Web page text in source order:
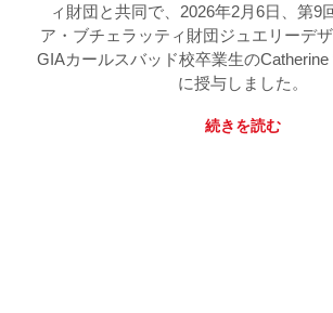
ィ財団と共同で、2026年2月6日、第9
ア・ブチェラッティ財団ジュエリーデ
GIAカールスバッド校卒業生のCatherine
に授与しました。
続きを読む